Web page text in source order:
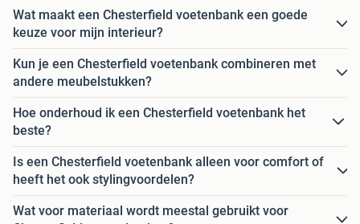
Wat maakt een Chesterfield voetenbank een goede
keuze voor mijn interieur?
Kun je een Chesterfield voetenbank combineren met
andere meubelstukken?
Hoe onderhoud ik een Chesterfield voetenbank het
beste?
Is een Chesterfield voetenbank alleen voor comfort of
heeft het ook stylingvoordelen?
Wat voor materiaal wordt meestal gebruikt voor